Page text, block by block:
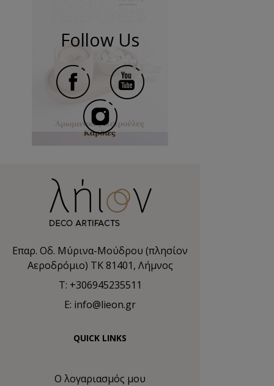
Follow Us
Επαρ. Οδ. Μύρινα-Μούδρου (πλησίον
Αεροδρόμιο) TK 81401, Λήμνος
T: +306945235511
E: info@lieon.gr
QUICK LINKS
Ο λογαριασμός μου